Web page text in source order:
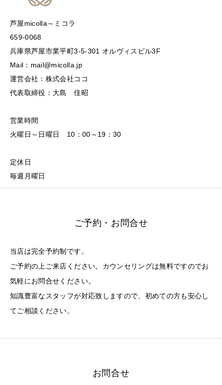
芦屋micolla～ミコラ
659-0068
兵庫県芦屋市業平町3-5-301 オルヴィスビル3F
Mail：mail@micolla.jp
運営会社：株式会社ココ
代表取締役：大島 佳昭
営業時間
火曜日～日曜日 10：00～19：30
定休日
毎週月曜日
ご予約・お問合せ
当店は完全予約制です。
ご予約の上ご来店ください。カウンセリングは無料ですのでお
気軽にお問合せください。
知識豊富なスタッフが対応致しますので、初めての方も安心し
てご相談ください。
お問合せ